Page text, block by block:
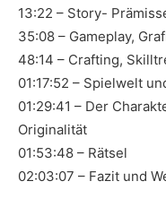
13:22 – Story-
35:08 – Gameplay,
48:14 – Crafting,
01:17:52 – Spielwelt
01:29:41 – Der
Originalität
01:53:48 – Rätsel
02:03:07 – Fazit und